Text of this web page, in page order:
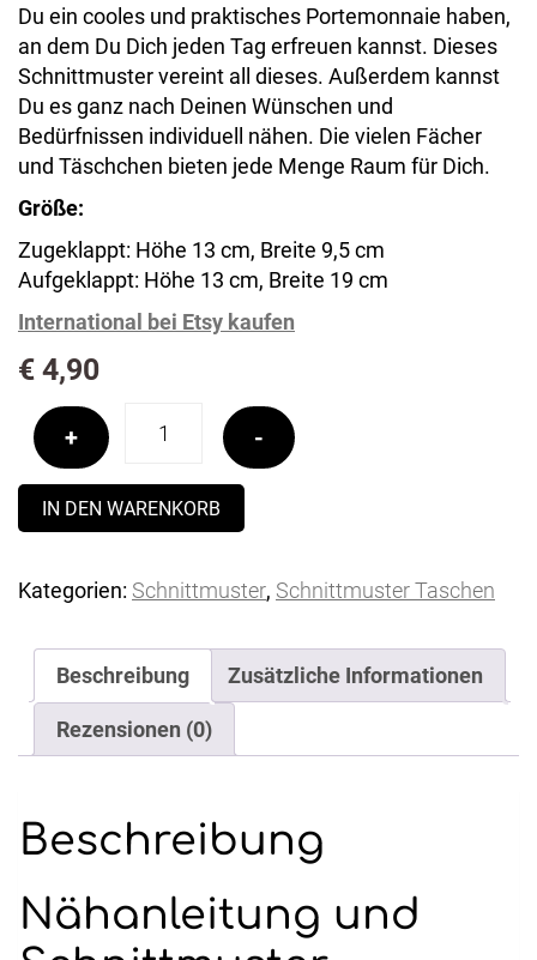
Du ein cooles und praktisches Portemonnaie haben,
an dem Du Dich jeden Tag erfreuen kannst. Dieses
Schnittmuster vereint all dieses. Außerdem kannst
Du es ganz nach Deinen Wünschen und
Bedürfnissen individuell nähen. Die vielen Fächer
und Täschchen bieten jede Menge Raum für Dich.
Größe:
Zugeklappt: Höhe 13 cm, Breite 9,5 cm
Aufgeklappt: Höhe 13 cm, Breite 19 cm
International bei Etsy kaufen
€ 4,90
+ -
IN DEN WARENKORB
Kategorien: Schnittmuster, Schnittmuster Taschen
Beschreibung Zusätzliche Informationen
Rezensionen (0)
Beschreibung
Nähanleitung und